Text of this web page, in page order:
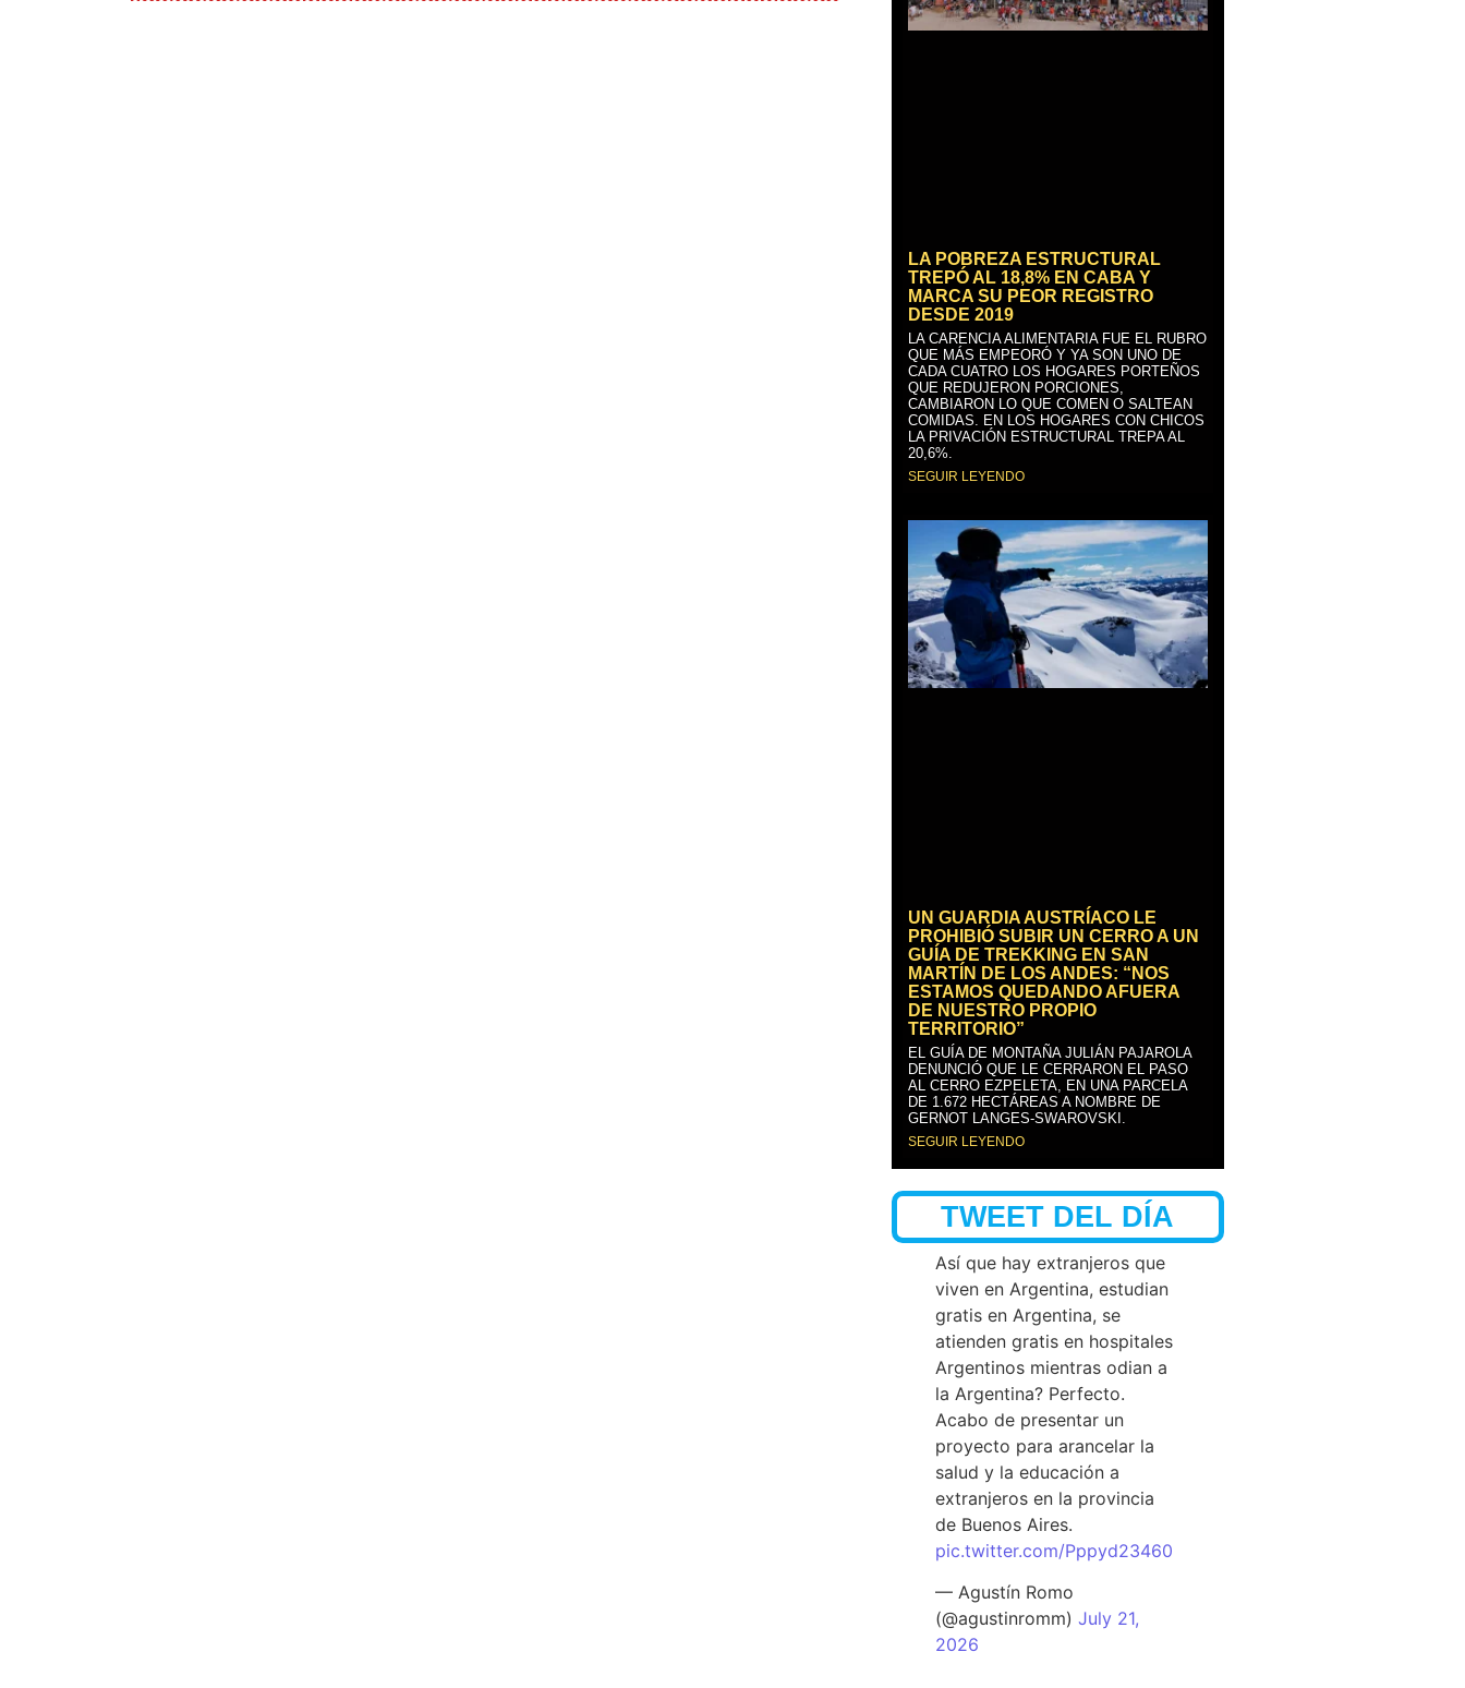
LA POBREZA ESTRUCTURAL
TREPÓ AL 18,8% EN CABA Y
MARCA SU PEOR REGISTRO
DESDE 2019
LA CARENCIA ALIMENTARIA FUE EL RUBRO
QUE MÁS EMPEORÓ Y YA SON UNO DE
CADA CUATRO LOS HOGARES PORTEÑOS
QUE REDUJERON PORCIONES,
CAMBIARON LO QUE COMEN O SALTEAN
COMIDAS. EN LOS HOGARES CON CHICOS
LA PRIVACIÓN ESTRUCTURAL TREPA AL
20,6%.
SEGUIR LEYENDO
UN GUARDIA AUSTRÍACO LE
PROHIBIÓ SUBIR UN CERRO A UN
GUÍA DE TREKKING EN SAN
MARTÍN DE LOS ANDES: “NOS
ESTAMOS QUEDANDO AFUERA
DE NUESTRO PROPIO
TERRITORIO”
EL GUÍA DE MONTAÑA JULIÁN PAJAROLA
DENUNCIÓ QUE LE CERRARON EL PASO
AL CERRO EZPELETA, EN UNA PARCELA
DE 1.672 HECTÁREAS A NOMBRE DE
GERNOT LANGES-SWAROVSKI.
SEGUIR LEYENDO
TWEET DEL DÍA
Así que hay extranjeros que
viven en Argentina, estudian
gratis en Argentina, se
atienden gratis en hospitales
Argentinos mientras odian a
la Argentina? Perfecto.
Acabo de presentar un
proyecto para arancelar la
salud y la educación a
extranjeros en la provincia
de Buenos Aires.
pic.twitter.com/Pppyd23460
— Agustín Romo
(@agustinromm)July 21,
2026